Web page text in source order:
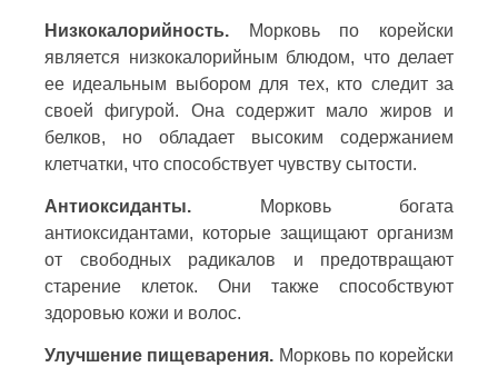
Низкокалорийность. Морковь по корейски
является низкокалорийным блюдом, что делает
ее идеальным выбором для тех, кто следит за
своей фигурой. Она содержит мало жиров и
белков, но обладает высоким содержанием
клетчатки, что способствует чувству сытости.
Антиоксиданты. Морковь богата
антиоксидантами, которые защищают организм
от свободных радикалов и предотвращают
старение клеток. Они также способствуют
здоровью кожи и волос.
Улучшение пищеварения. Морковь по корейски